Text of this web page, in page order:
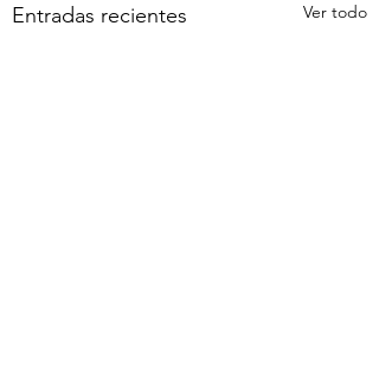
Entradas recientes Ver todo